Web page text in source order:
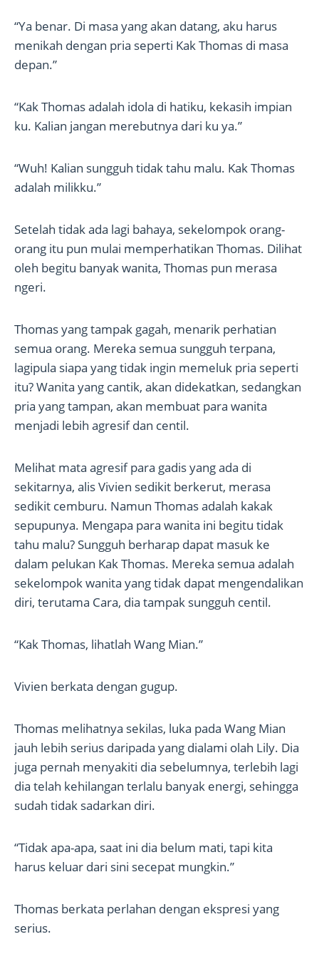
“Ya benar. Di masa yang akan datang, aku harus
menikah dengan pria seperti Kak Thomas di masa
depan.”
“Kak Thomas adalah idola di hatiku, kekasih impian
ku. Kalian jangan merebutnya dari ku ya.”
“Wuh! Kalian sungguh tidak tahu malu. Kak Thomas
adalah milikku.”
Setelah tidak ada lagi bahaya, sekelompok orang-
orang itu pun mulai memperhatikan Thomas. Dilihat
oleh begitu banyak wanita, Thomas pun merasa
ngeri.
Thomas yang tampak gagah, menarik perhatian
semua orang. Mereka semua sungguh terpana,
lagipula siapa yang tidak ingin memeluk pria seperti
itu? Wanita yang cantik, akan didekatkan, sedangkan
pria yang tampan, akan membuat para wanita
menjadi lebih agresif dan centil.
Melihat mata agresif para gadis yang ada di
sekitarnya, alis Vivien sedikit berkerut, merasa
sedikit cemburu. Namun Thomas adalah kakak
sepupunya. Mengapa para wanita ini begitu tidak
tahu malu? Sungguh berharap dapat masuk ke
dalam pelukan Kak Thomas. Mereka semua adalah
sekelompok wanita yang tidak dapat mengendalikan
diri, terutama Cara, dia tampak sungguh centil.
“Kak Thomas, lihatlah Wang Mian.”
Vivien berkata dengan gugup.
Thomas melihatnya sekilas, luka pada Wang Mian
jauh lebih serius daripada yang dialami olah Lily. Dia
juga pernah menyakiti dia sebelumnya, terlebih lagi
dia telah kehilangan terlalu banyak energi, sehingga
sudah tidak sadarkan diri.
“Tidak apa-apa, saat ini dia belum mati, tapi kita
harus keluar dari sini secepat mungkin.”
Thomas berkata perlahan dengan ekspresi yang
serius.